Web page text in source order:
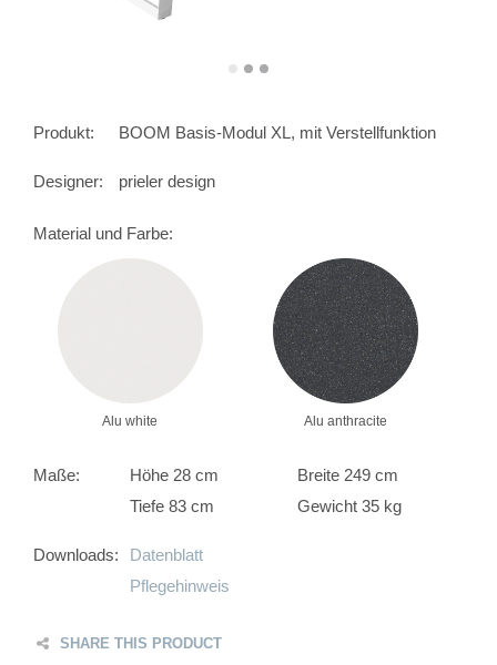
Produkt: BOOM Basis-Modul XL, mit Verstellfunktion
Designer: prieler design
Material und Farbe:
Alu white Alu anthracite
Maße: Höhe 28 cm
Breite 249 cm
Tiefe 83 cm
Gewicht 35 kg
Downloads:
Datenblatt
Pflegehinweis
SHARE THIS PRODUCT